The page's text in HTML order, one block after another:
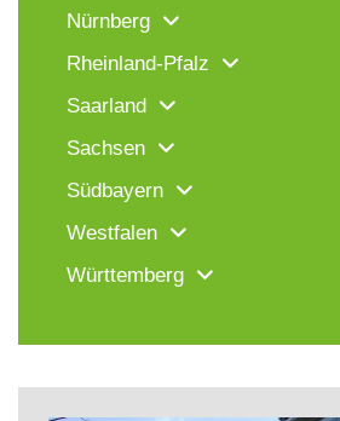
Nürnberg
Rheinland-Pfalz
Saarland
Sachsen
Südbayern
Westfalen
Württemberg